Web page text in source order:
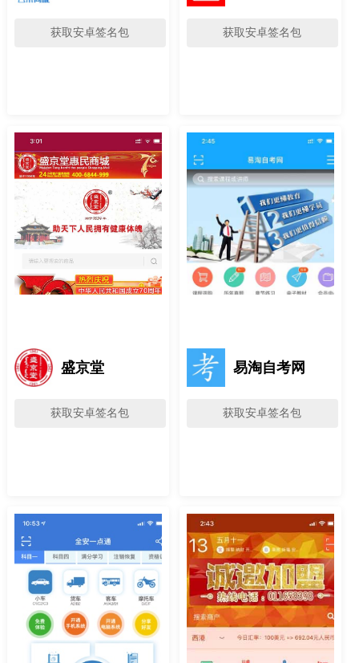
获取安卓签名包 获取安卓签名包
盛京堂
获取安卓签名包
易淘自考网
获取安卓签名包